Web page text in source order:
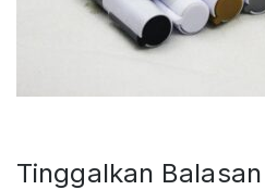
Tinggalkan Balasan